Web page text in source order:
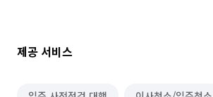
제공 서비스